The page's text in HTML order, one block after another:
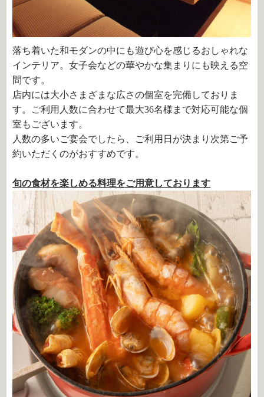
落ち着いた和モダンの中にも遊び心を感じるおしゃれな
インテリア。女子会などの華やかな集まりにも映える空
間です。
店内には大小さまざまな広さの個室を完備しておりま
す。ご利用人数に合わせて最大36名様まで対応可能な個
室もございます。
人数の多いご宴会でしたら、ご利用日が決まり次第ご予
約いただくのがおすすめです。
旬の食材を楽しめる料理をご用意しております